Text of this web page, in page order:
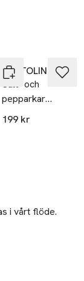
PORTOLINO LIVING
Salt- och
pepparkar
CORAL
199 kr
i vårt flöde.